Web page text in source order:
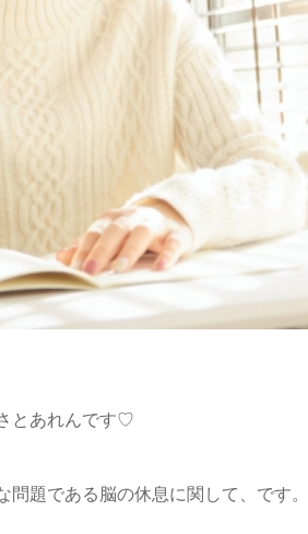
とあれんです♡
題である脳の休息に関して、です。